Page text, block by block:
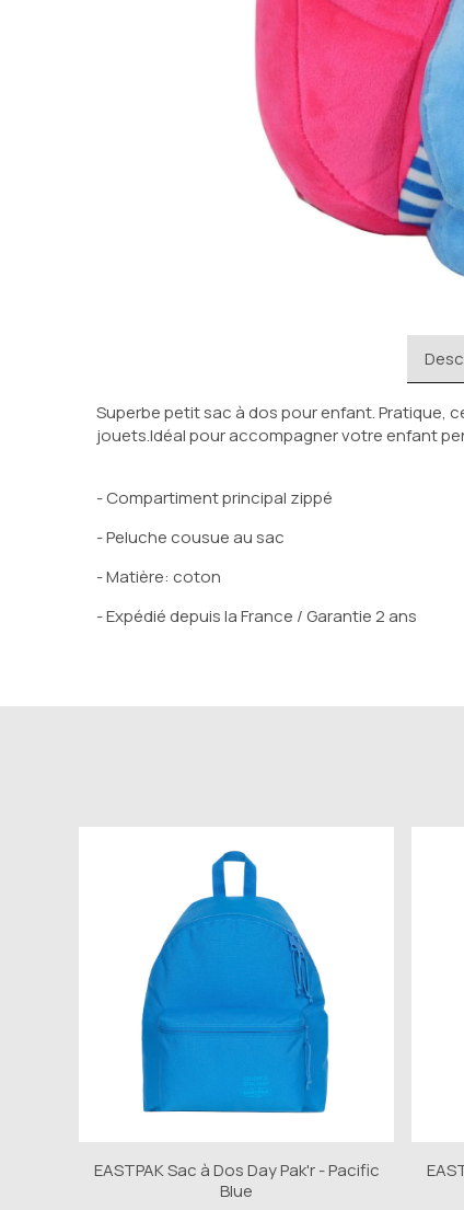
Superbe petit sac à dos pour enfant. Pratique,
jouets.Idéal pour accompagner votre enfant
- Compartiment principal zippé
- Peluche cousue au sac
- Matière: coton
- Expédié depuis la France / Garantie 2 ans
EASTPAK Sac à Dos Day Pak'r - Pacific
Blue